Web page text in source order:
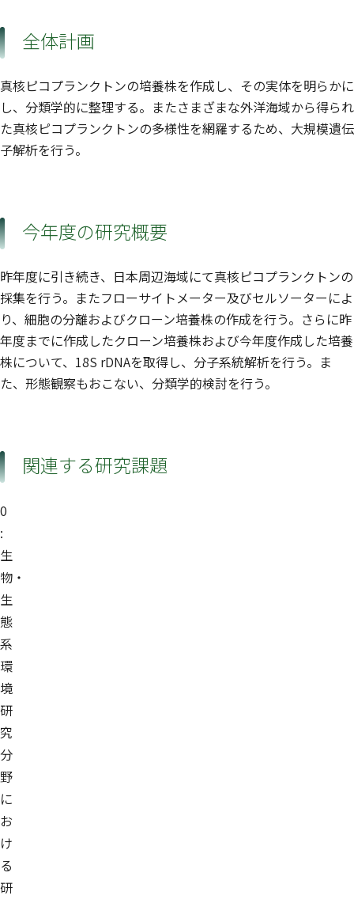
全体計画
真核ピコプランクトンの培養株を作成し、その実体を明らかに
し、分類学的に整理する。またさまざまな外洋海域から得られ
た真核ピコプランクトンの多様性を網羅するため、大規模遺伝
子解析を行う。
今年度の研究概要
昨年度に引き続き、日本周辺海域にて真核ピコプランクトンの
採集を行う。またフローサイトメーター及びセルソーターによ
り、細胞の分離およびクローン培養株の作成を行う。さらに昨
年度までに作成したクローン培養株および今年度作成した培養
株について、18S rDNAを取得し、分子系統解析を行う。ま
た、形態観察もおこない、分類学的検討を行う。
関連する研究課題
0
:
生
物・
生
態
系
環
境
研
究
分
野
に
お
け
る
研